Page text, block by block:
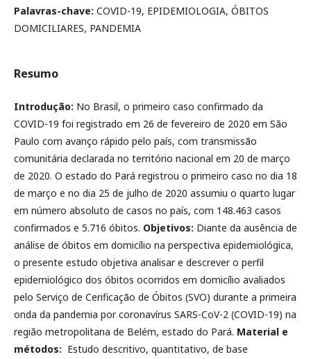
Palavras-chave: COVID-19, EPIDEMIOLOGIA, ÓBITOS
DOMICILIARES, PANDEMIA
Resumo
Introdução: No Brasil, o primeiro caso confirmado da
COVID-19 foi registrado em 26 de fevereiro de 2020 em São
Paulo com avanço rápido pelo país, com transmissão
comunitária declarada no território nacional em 20 de março
de 2020. O estado do Pará registrou o primeiro caso no dia 18
de março e no dia 25 de julho de 2020 assumiu o quarto lugar
em número absoluto de casos no país, com 148.463 casos
confirmados e 5.716 óbitos. Objetivos: Diante da ausência de
análise de óbitos em domicílio na perspectiva epidemiológica,
o presente estudo objetiva analisar e descrever o perfil
epidemiológico dos óbitos ocorridos em domicílio avaliados
pelo Serviço de Cerificação de Óbitos (SVO) durante a primeira
onda da pandemia por coronavírus SARS-CoV-2 (COVID-19) na
região metropolitana de Belém, estado do Pará. Material e
métodos: Estudo descritivo, quantitativo, de base